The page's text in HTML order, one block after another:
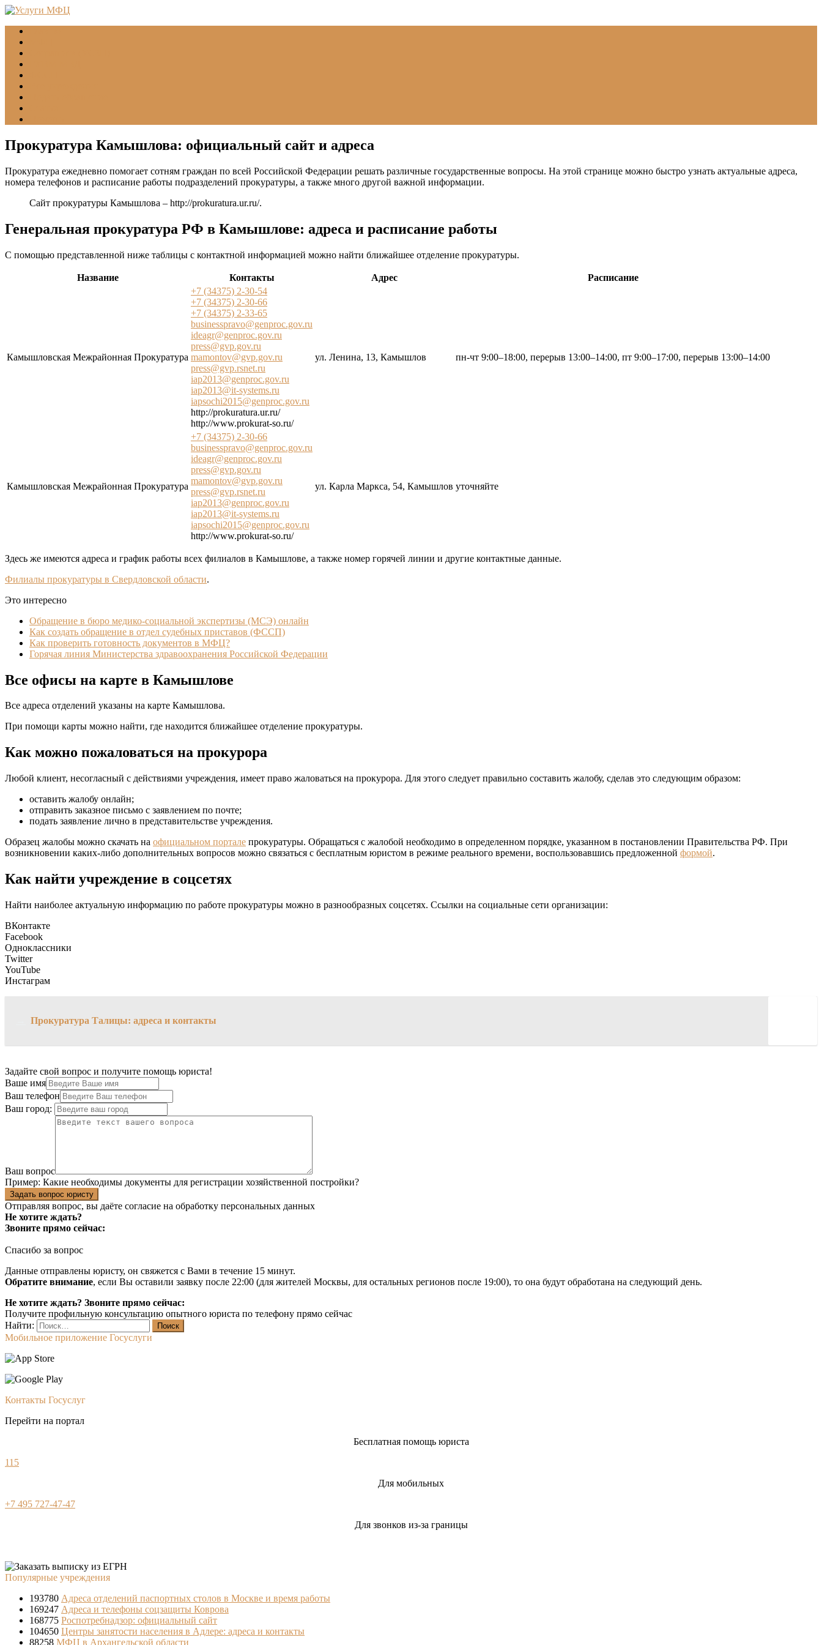
Прокуратура Камышлова: официальный сайт и адреса
Прокуратура ежедневно помогает сотням граждан по всей Российской Федерации решать различные государственные вопросы. На этой странице можно быстро узнать актуальные адреса,
номера телефонов и расписание работы подразделений прокуратуры, а также много другой важной информации.
Сайт прокуратуры Камышлова – http://prokuratura.ur.ru/.
Генеральная прокуратура РФ в Камышлове: адреса и расписание работы
С помощью представленной ниже таблицы с контактной информацией можно найти ближайшее отделение прокуратуры.
Название Контакты Адрес Расписание
Камышловская Межрайонная Прокуратура
+7 (34375) 2-30-54
+7 (34375) 2-30-66
+7 (34375) 2-33-65
businesspravo@genproc.gov.ru
ideagr@genproc.gov.ru
press@gvp.gov.ru
mamontov@gvp.gov.ru
press@gvp.rsnet.ru
iap2013@genproc.gov.ru
iap2013@it-systems.ru
iapsochi2015@genproc.gov.ru
http://prokuratura.ur.ru/
http://www.prokurat-so.ru/
ул. Ленина, 13, Камышлов пн-чт 9:00–18:00, перерыв 13:00–14:00, пт 9:00–17:00, перерыв 13:00–14:00
Камышловская Межрайонная Прокуратура
+7 (34375) 2-30-66
businesspravo@genproc.gov.ru
ideagr@genproc.gov.ru
press@gvp.gov.ru
mamontov@gvp.gov.ru
press@gvp.rsnet.ru
iap2013@genproc.gov.ru
iap2013@it-systems.ru
iapsochi2015@genproc.gov.ru
http://www.prokurat-so.ru/
ул. Карла Маркса, 54, Камышлов уточняйте
Здесь же имеются адреса и график работы всех филиалов в Камышлове, а также номер горячей линии и другие контактные данные.
Филиалы прокуратуры в Свердловской области.
Это интересно
Обращение в бюро медико-социальной экспертизы (МСЭ) онлайн
Как создать обращение в отдел судебных приставов (ФССП)
Как проверить готовность документов в МФЦ?
Горячая линия Министерства здравоохранения Российской Федерации
Все офисы на карте в Камышлове
Все адреса отделений указаны на карте Камышлова.
При помощи карты можно найти, где находится ближайшее отделение прокуратуры.
Как можно пожаловаться на прокурора
Любой клиент, несогласный с действиями учреждения, имеет право жаловаться на прокурора. Для этого следует правильно составить жалобу, сделав это следующим образом:
оставить жалобу онлайн;
отправить заказное письмо с заявлением по почте;
подать заявление лично в представительстве учреждения.
Образец жалобы можно скачать на официальном портале прокуратуры. Обращаться с жалобой необходимо в определенном порядке, указанном в постановлении Правительства РФ. При
возникновении каких-либо дополнительных вопросов можно связаться с бесплатным юристом в режиме реального времени, воспользовавшись предложенной формой.
Как найти учреждение в соцсетях
Найти наиболее актуальную информацию по работе прокуратуры можно в разнообразных соцсетях. Ссылки на социальные сети организации:
ВКонтакте
Facebook
Одноклассники
Twitter
YouTube
Инстаграм
Прокуратура Талицы: адреса и контакты
Задайте свой вопрос и получите помощь юриста!
Ваше имя
Ваш телефон
Ваш город:
Ваш вопрос
Пример: Какие необходимы документы для регистрации хозяйственной постройки?
Задать вопрос юристу
Отправляя вопрос, вы даёте согласие на обработку персональных данных
Не хотите ждать?
Звоните прямо сейчас:
Спасибо за вопрос
Данные отправлены юристу, он свяжется с Вами в течение 15 минут.
Обратите внимание, если Вы оставили заявку после 22:00 (для жителей Москвы, для остальных регионов после 19:00), то она будут обработана на следующий день.
Не хотите ждать? Звоните прямо сейчас:
Получите профильную консультацию опытного юриста по телефону прямо сейчас
Найти:
Мобильное приложение Госуслуги
Контакты Госуслуг
Перейти на портал
Бесплатная помощь юриста
115
Для мобильных
+7 495 727-47-47
Для звонков из-за границы
Популярные учреждения
193780 Адреса отделений паспортных столов в Москве и время работы
169247 Адреса и телефоны соцзащиты Коврова
168775 Роспотребнадзор: официальный сайт
104650 Центры занятости населения в Адлере: адреса и контакты
88258 МФЦ в Архангельской области